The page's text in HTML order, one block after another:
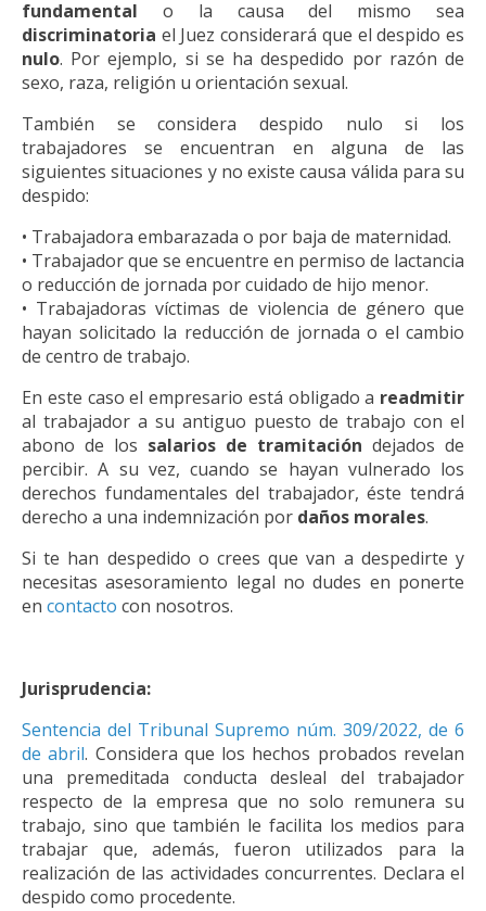
fundamental o la causa del mismo sea
discriminatoria el Juez considerará que el despido es
nulo. Por ejemplo, si se ha despedido por razón de
sexo, raza, religión u orientación sexual.
También se considera despido nulo si los
trabajadores se encuentran en alguna de las
siguientes situaciones y no existe causa válida para su
despido:
• Trabajadora embarazada o por baja de maternidad.
• Trabajador que se encuentre en permiso de lactancia
o reducción de jornada por cuidado de hijo menor.
• Trabajadoras víctimas de violencia de género que
hayan solicitado la reducción de jornada o el cambio
de centro de trabajo.
En este caso el empresario está obligado a readmitir
al trabajador a su antiguo puesto de trabajo con el
abono de los salarios de tramitación dejados de
percibir. A su vez, cuando se hayan vulnerado los
derechos fundamentales del trabajador, éste tendrá
derecho a una indemnización por daños morales.
Si te han despedido o crees que van a despedirte y
necesitas asesoramiento legal no dudes en ponerte
en contacto con nosotros.
Jurisprudencia:
Sentencia del Tribunal Supremo núm. 309/2022, de 6
de abril. Considera que los hechos probados revelan
una premeditada conducta desleal del trabajador
respecto de la empresa que no solo remunera su
trabajo, sino que también le facilita los medios para
trabajar que, además, fueron utilizados para la
realización de las actividades concurrentes. Declara el
despido como procedente.